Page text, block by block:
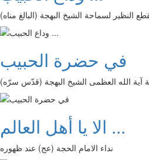
النظير لسماحة الشيخ البهجة (البالغ مناه)
في حضرة الحبيب
آية الله العظمى الشيخ البهجة (قدّس سرّه)
الا يا أهل العالم ...
نداء الامام الحجة (عج) عند ظهوره